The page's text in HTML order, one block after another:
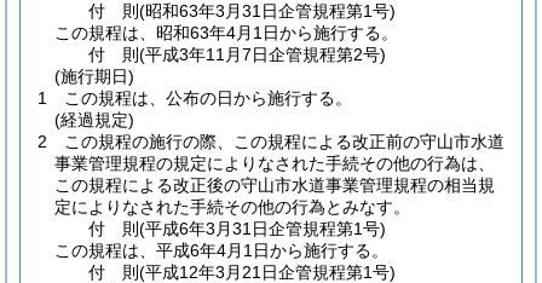
付 則(昭和63年3月31日企管規程第1号)
この規程は、昭和63年4月1日から施行する。
付 則(平成3年11月7日企管規程第2号)
(施行期日)
1
この規程は、公布の日から施行する。
(経過規定)
2
この規程の施行の際、この規程による改正前の守山市水道
事業管理規程の規定によりなされた手続その他の行為は、
この規程による改正後の守山市水道事業管理規程の相当規
定によりなされた手続その他の行為とみなす。
付 則(平成6年3月31日企管規程第1号)
この規程は、平成6年4月1日から施行する。
付 則(平成12年3月21日企管規程第1号)